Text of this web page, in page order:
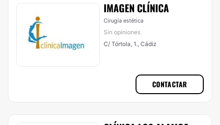
IMAGEN CLÍNICA
Cirugía estética
Sin opiniones
C/ Tórtola, 1., Cádiz
CONTACTAR